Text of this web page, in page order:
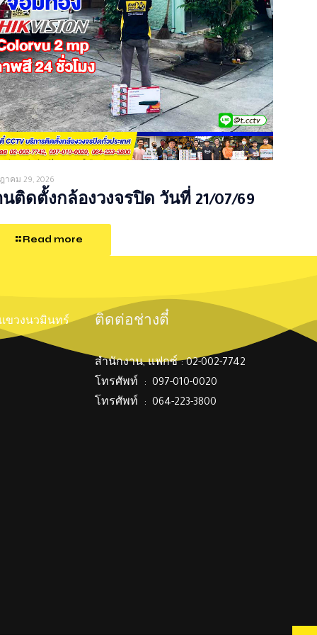
าคม 29, 2026
นติดตั้งกล้องวงจรปิด วันที่ 21/07/69
Read more
แขวงนวมินทร์ ติดต่อช่างตี๋
สำนักงาน, แฟกซ์ : 02-002-7742
โทรศัพท์ : 097-010-0020
โทรศัพท์ : 064-223-3800